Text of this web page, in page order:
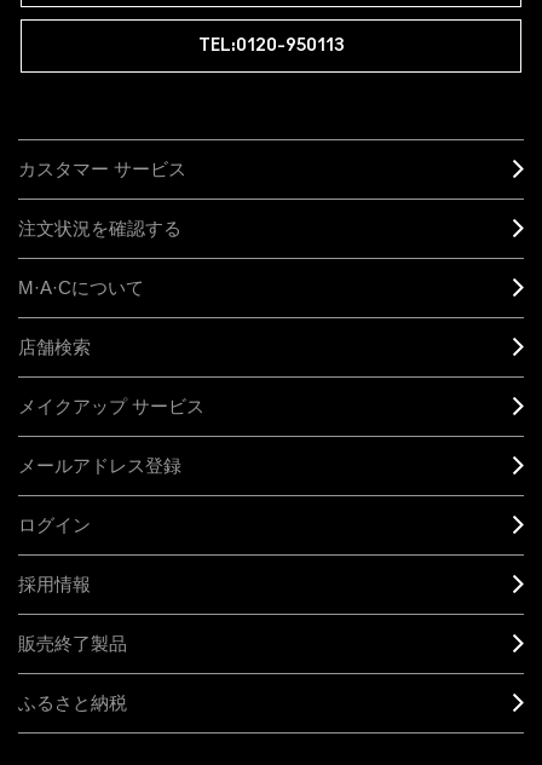
TEL:0120-950113
カスタマー サービス
注文状況を確認する
M·A·Cについて
店舗検索
メイクアップ サービス
メールアドレス登録
ログイン
採用情報
販売終了製品
ふるさと納税